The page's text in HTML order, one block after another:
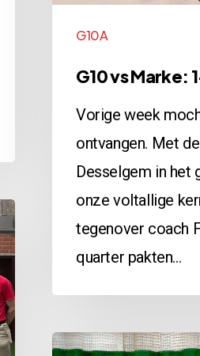
G10A
G10 vs Marke:
Vorige week
ontvangen. Met
Desselgem in het
onze voltallige
tegenover coach
quarter pakten…
Kortrijk